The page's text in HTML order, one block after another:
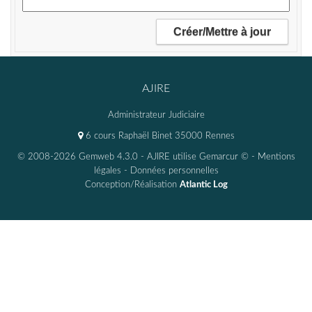
AJIRE
Administrateur Judiciaire
6 cours Raphaël Binet 35000 Rennes
© 2008-2026 Gemweb 4.3.0 - AJIRE utilise Gemarcur © - Mentions
légales - Données personnelles
Conception/Réalisation Atlantic Log